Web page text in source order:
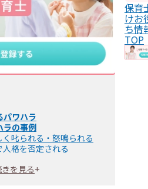
保育
けお
ち情
TOP
パワハラ
ラの事例
叱られる・怒鳴られる
格を否定される
を押し付けられる
を見る+